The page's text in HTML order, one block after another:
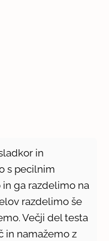
in
s pecilnim
ga razdelimo na
razdelimo še
Večji del testa
in namažemo z